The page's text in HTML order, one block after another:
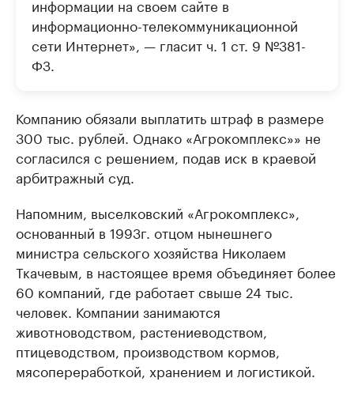
информации на своем сайте в
информационно-телекоммуникационной
сети Интернет», — гласит ч. 1 ст. 9 №381-
ФЗ.
Компанию обязали выплатить штраф в размере
300 тыс. рублей. Однако «Агрокомплекс»» не
согласился с решением, подав иск в краевой
арбитражный суд.
Напомним, выселковский «Агрокомплекс»​,
основанный в 1993г. отцом нынешнего
министра сельского хозяйства Николаем
Ткачевым, в настоящее время объединяет более
60 компаний, где работает свыше 24 тыс.
человек. Компании занимаются
животноводством, растениеводством,
птицеводством, производством кормов,
мясопереработкой, хранением и логистикой.